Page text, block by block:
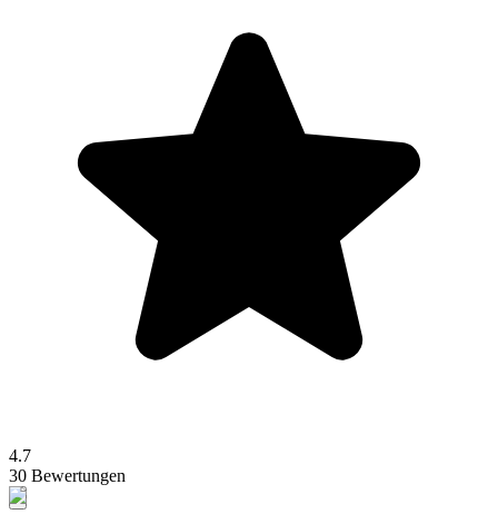
4.7
30 Bewertungen